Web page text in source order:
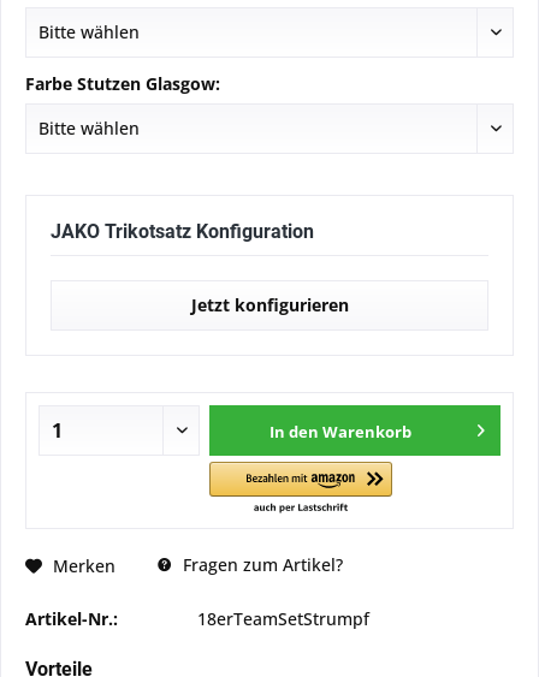
Farbe Stutzen Glasgow:
JAKO Trikotsatz Konfiguration
Jetzt konfigurieren
In den Warenkorb
Merken Fragen zum Artikel?
Artikel-Nr.: 18erTeamSetStrumpf
Vorteile